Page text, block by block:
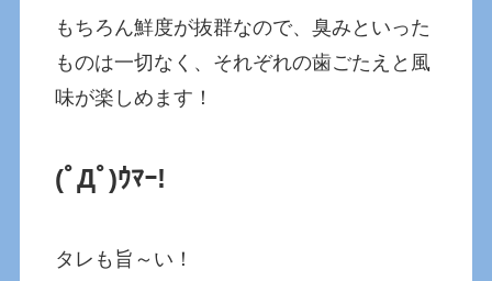
もちろん鮮度が抜群なので、臭みといった
ものは一切なく、それぞれの歯ごたえと風
味が楽しめます！
(ﾟДﾟ)ｳﾏｰ!
タレも旨～い！